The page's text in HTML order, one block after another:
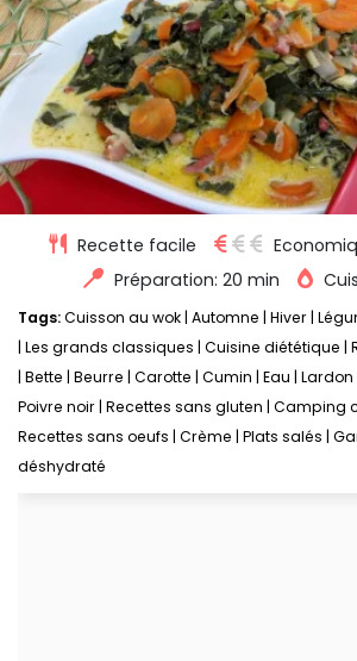
Recette facile
Préparation: 20 min
Tags:Cuisson au wok Automne Hiver
Les grands classiques Cuisine diététique
Bette Beurre Carotte Cumin Eau
Poivre noir Recettes sans gluten Camping
Recettes sans oeufs Crème Plats salés
déshydraté